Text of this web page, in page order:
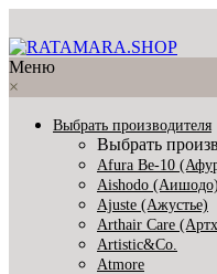
Меню
×
Выбрать производителя
Выбрать
Afura Be-10
Aishodo (Аишодо)
Ajuste (Ажустье)
Arthair Care
Artistic&Co.
Atmore